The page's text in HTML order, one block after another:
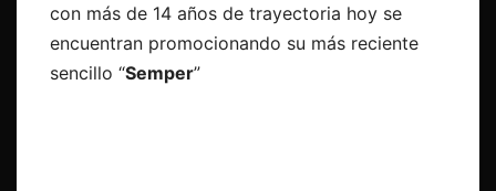
con más de 14 años de trayectoria hoy se
encuentran promocionando su más reciente
sencillo “Semper”